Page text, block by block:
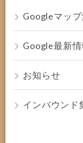
Googleマッ
Google最新情
お知らせ
インバウンド